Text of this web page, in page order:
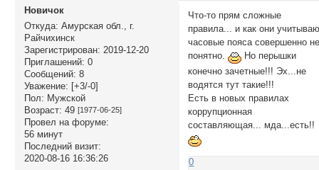
Новичок
Откуда: Амурская обл., г.
Райчихинск
Зарегистрирован: 2019-12-20
Приглашений: 0
Сообщений: 8
Уважение: [+3/-0]
Пол: Мужской
Возраст: 49 [1977-06-25]
Провел на форуме:
56 минут
Последний визит:
2020-08-16 16:36:26
Что-то прям сложные
правила... и как они
часовые пояса совершенно
понятно.
Но перышки
конечно зачетные!!! Эх...не
водятся тут такие!!!
Есть в новых правилах
коррупционная
составляющая... мда...есть!!
0